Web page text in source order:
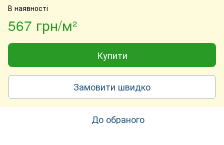
В наявності
567 грн/м²
Купити
Замовити швидко
До обраного